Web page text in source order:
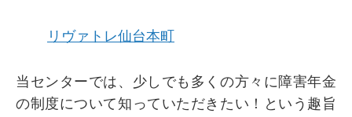
リヴァトレ仙台本町
当センターでは、少しでも多くの方々に障害年金
の制度について知っていただきたい！という趣旨